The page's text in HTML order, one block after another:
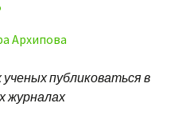
Архипова
публиковаться в
журналах